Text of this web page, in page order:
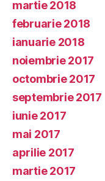
martie 2018
februarie 2018
ianuarie 2018
noiembrie 2017
octombrie 2017
septembrie 2017
iunie 2017
mai 2017
aprilie 2017
martie 2017